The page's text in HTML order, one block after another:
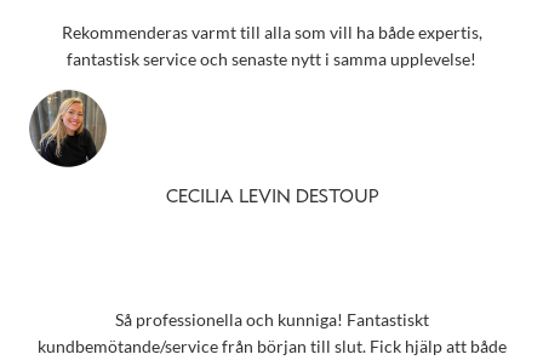
Rekommenderas varmt till alla som vill ha både expertis,
fantastisk service och senaste nytt i samma upplevelse!
CECILIA LEVIN DESTOUP
Så professionella och kunniga! Fantastiskt
kundbemötande/service från början till slut. Fick hjälp att både